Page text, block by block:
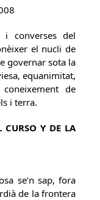
i converses del
el nucli de
governar sota la
equanimitat,
de
i terra.
Y DE LA
se’n sap, fora
de la frontera